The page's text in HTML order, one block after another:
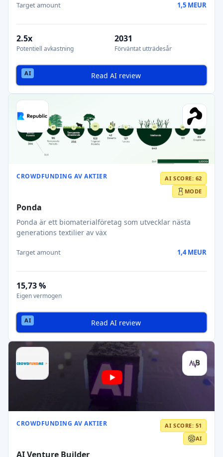
Target amount 1,5 MEUR
2.5x
Potentiell avkastning
2031
Förväntat utträdesår
Read AI review
CROWDFUNDING AV AKTIER
AI SCORE: 62
MODE
Ponda
Ponda är ett biomaterialföretag som utvecklar nästa
generations textilier av väx
Target amount 1,4 MEUR
15,73 %
Eigen vermogen
Read AI review
CROWDFUNDING AV AKTIER
AI SCORE: 51
AI
AI Venture Builder